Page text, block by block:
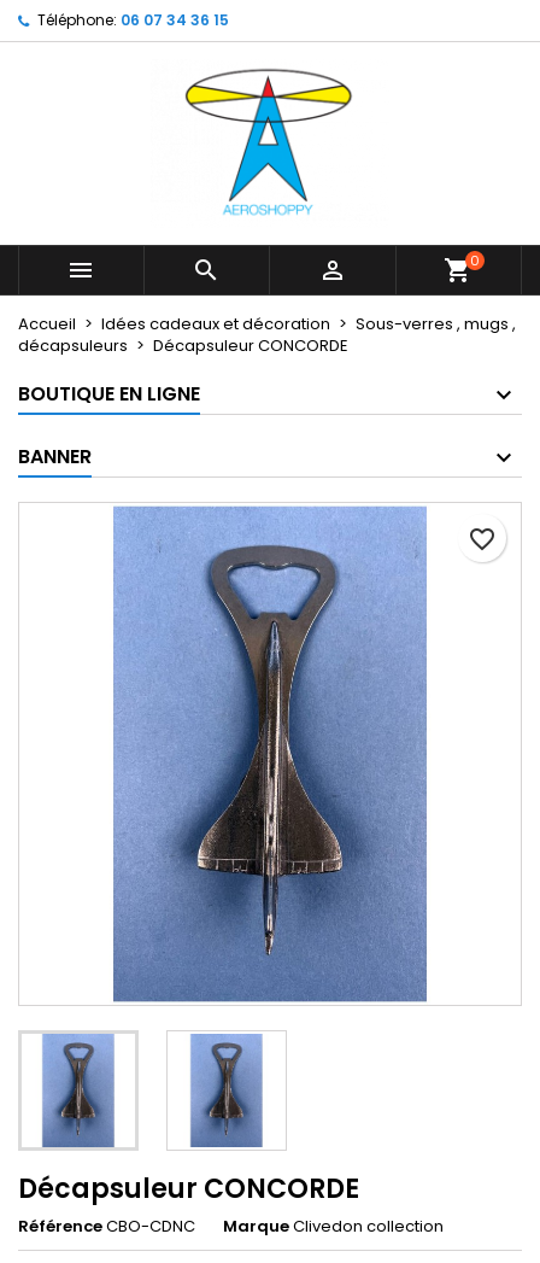
Téléphone: 06 07 34 36 15
   shopping_cart0
Accueil Idées cadeaux et décoration
Sous-verres , mugs ,
décapsuleurs
Décapsuleur CONCORDE
BOUTIQUE EN LIGNE
BANNER
Décapsuleur CONCORDE
RéférenceCBO-CDNC MarqueClivedon collection
favorite_border
My wishlists ×
Create new list
Créer une liste d'envies ×
Nom de la liste d'envies
Connexion ×
Vous devez être connecté pour ajouter des produits
Annuler